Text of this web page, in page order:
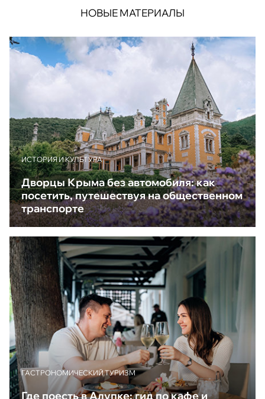
НОВЫЕ МАТЕРИАЛЫ
ИСТОРИЯ И КУЛЬТУРА
Дворцы Крыма без автомобиля: как
посетить, путешествуя на общественном
транспорте
ГАСТРОНОМИЧЕСКИЙ ТУРИЗМ
Где поесть в Алупке: гид по кафе и